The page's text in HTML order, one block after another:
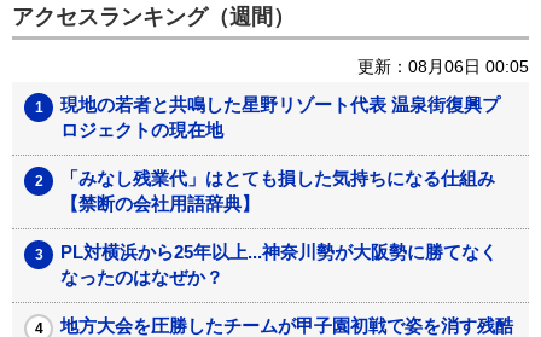
アクセスランキング（週間）
更新：08月06日 00:05
現地の若者と共鳴した星野リゾート代表 温泉街復興プ
ロジェクトの現在地
「みなし残業代」はとても損した気持ちになる仕組み
【禁断の会社用語辞典】
PL対横浜から25年以上...神奈川勢が大阪勢に勝てなく
なったのはなぜか？
地方大会を圧勝したチームが甲子園初戦で姿を消す残酷